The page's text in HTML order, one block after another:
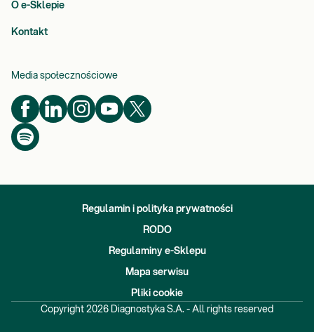
O e-Sklepie
Kontakt
Media społecznościowe
Regulamin i polityka prywatności
RODO
Regulaminy e-Sklepu
Mapa serwisu
Pliki cookie
Copyright 2026 Diagnostyka S.A. - All rights reserved